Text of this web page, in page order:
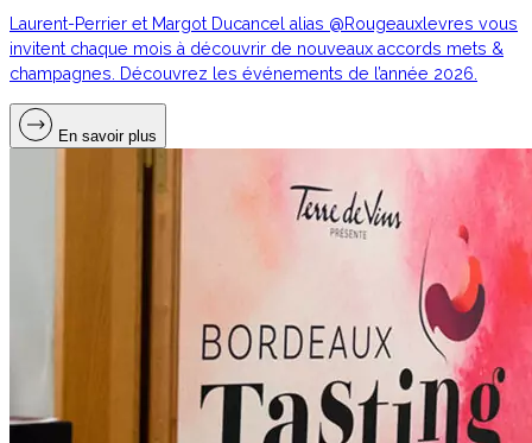
Laurent-Perrier et Margot Ducancel alias @Rougeauxlevres vous
invitent chaque mois à découvrir de nouveaux accords mets &
champagnes. Découvrez les événements de l’année 2026.
En savoir plus